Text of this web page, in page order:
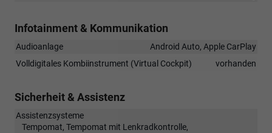
Infotainment & Kommunikation
Audioanlage
Android Auto, Apple CarPlay
Volldigitales Kombiinstrument (Virtual Cockpit)
vorhanden
Sicherheit & Assistenz
Assistenzsysteme
Tempomat, Tempomat mit Lenkradkontrolle,